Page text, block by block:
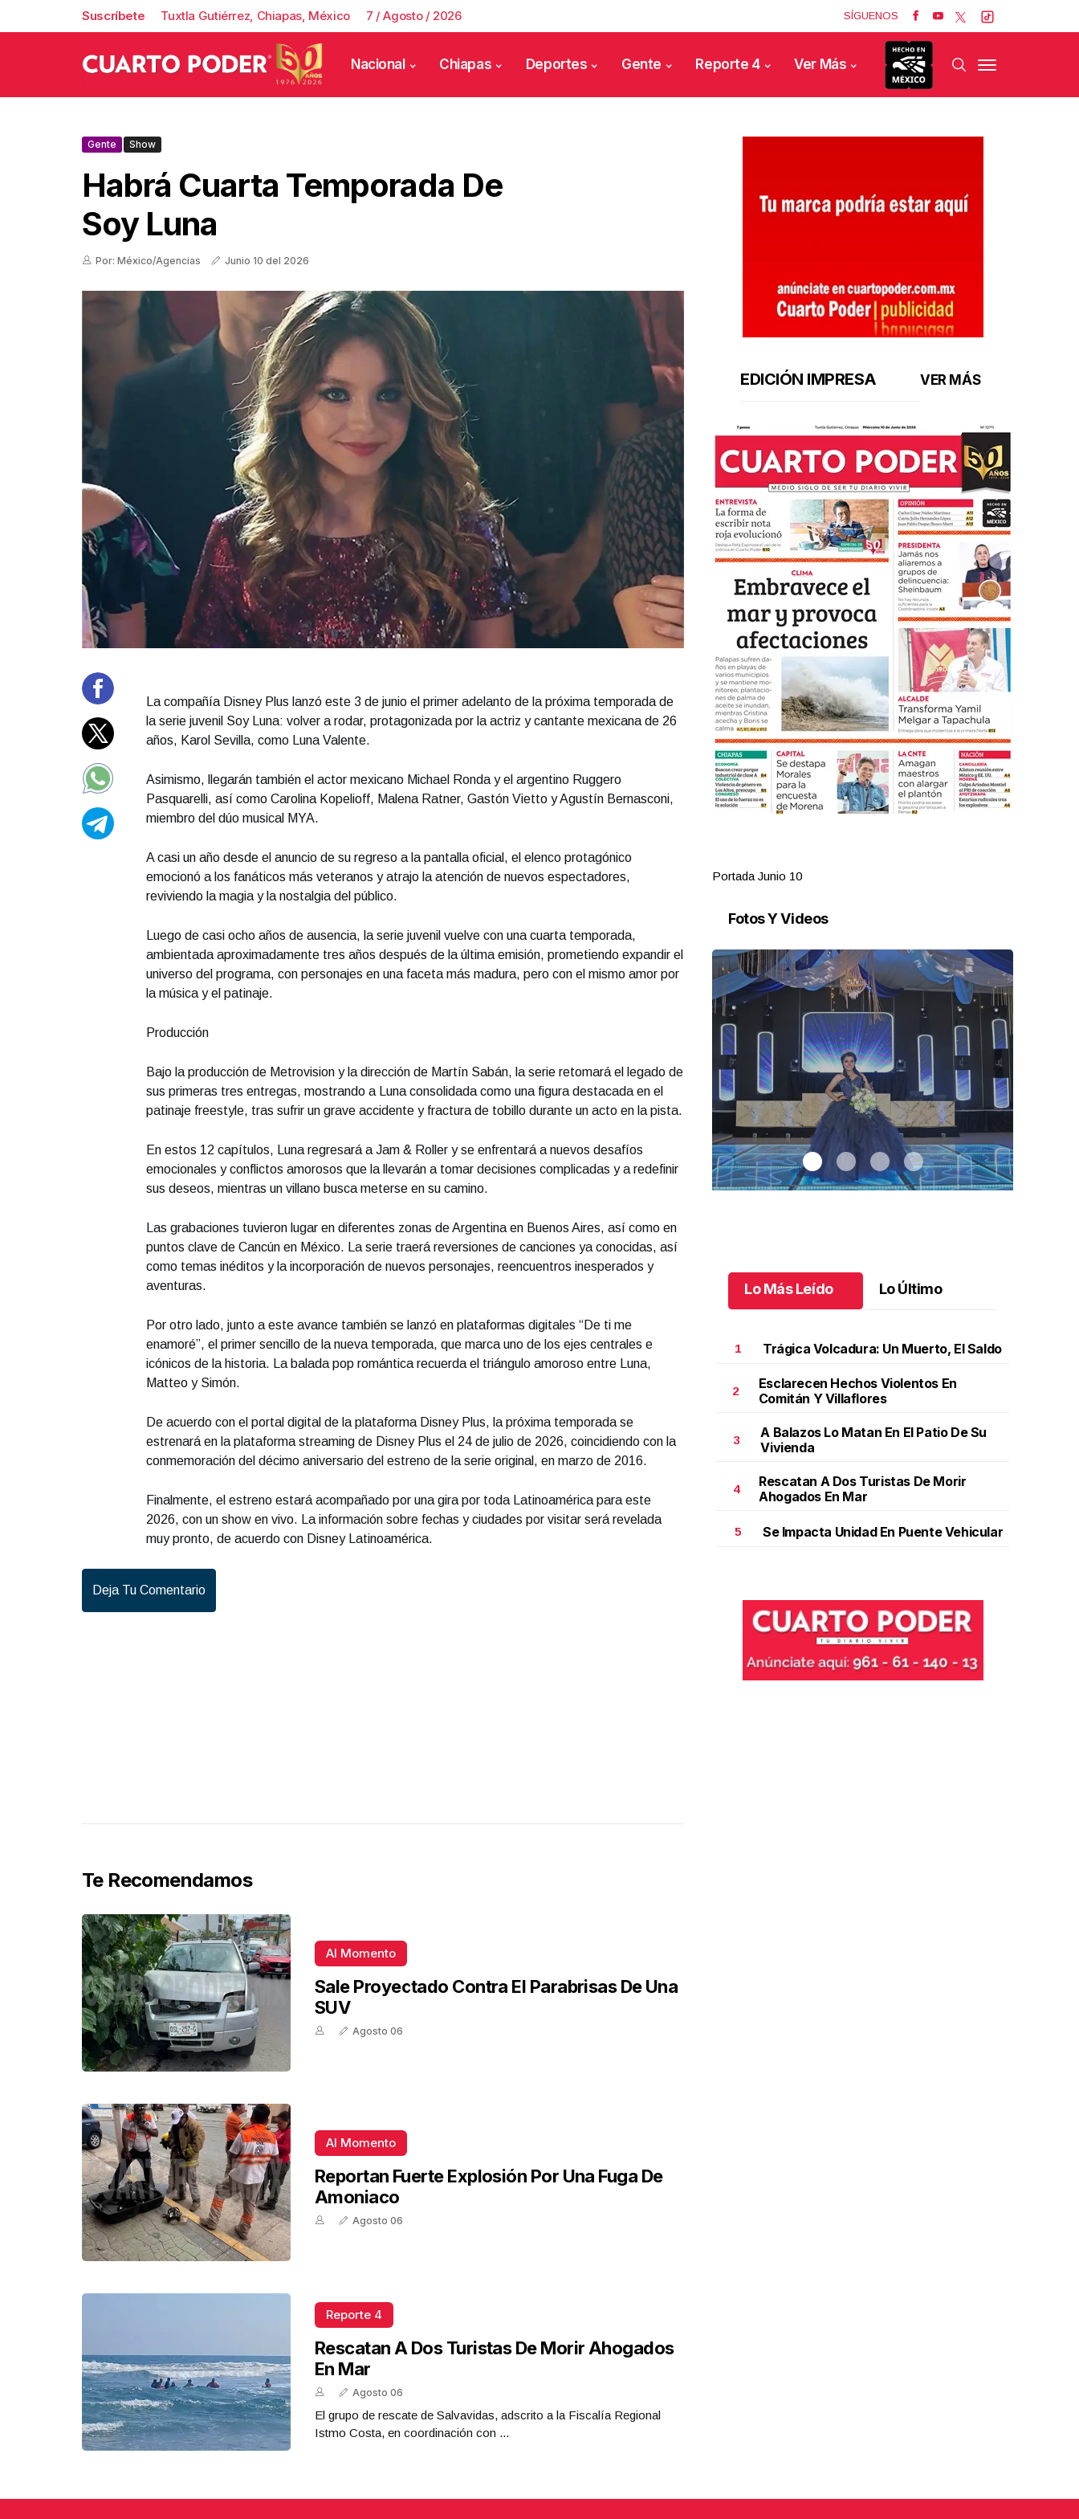
Suscríbete Tuxtla Gutiérrez, Chiapas, México 7 / Agosto / 2026 SÍGUENOS
Nacional Chiapas Deportes Gente Reporte 4 Ver Más
Gente Show
Habrá Cuarta Temporada De
Soy Luna
Por: México/Agencias Junio 10 del 2026
La compañía Disney Plus lanzó este 3 de junio el primer adelanto de la próxima temporada de
la serie juvenil Soy Luna: volver a rodar, protagonizada por la actriz y cantante mexicana de 26
años, Karol Sevilla, como Luna Valente.
Asimismo, llegarán también el actor mexicano Michael Ronda y el argentino Ruggero
Pasquarelli, así como Carolina Kopelioff, Malena Ratner, Gastón Vietto y Agustín Bernasconi,
miembro del dúo musical MYA.
A casi un año desde el anuncio de su regreso a la pantalla oficial, el elenco protagónico
emocionó a los fanáticos más veteranos y atrajo la atención de nuevos espectadores,
reviviendo la magia y la nostalgia del público.
Luego de casi ocho años de ausencia, la serie juvenil vuelve con una cuarta temporada,
ambientada aproximadamente tres años después de la última emisión, prometiendo expandir el
universo del programa, con personajes en una faceta más madura, pero con el mismo amor por
la música y el patinaje.
Producción
Bajo la producción de Metrovision y la dirección de Martín Sabán, la serie retomará el legado de
sus primeras tres entregas, mostrando a Luna consolidada como una figura destacada en el
patinaje freestyle, tras sufrir un grave accidente y fractura de tobillo durante un acto en la pista.
En estos 12 capítulos, Luna regresará a Jam & Roller y se enfrentará a nuevos desafíos
emocionales y conflictos amorosos que la llevarán a tomar decisiones complicadas y a redefinir
sus deseos, mientras un villano busca meterse en su camino.
Las grabaciones tuvieron lugar en diferentes zonas de Argentina en Buenos Aires, así como en
puntos clave de Cancún en México. La serie traerá reversiones de canciones ya conocidas, así
como temas inéditos y la incorporación de nuevos personajes, reencuentros inesperados y
aventuras.
Por otro lado, junto a este avance también se lanzó en plataformas digitales “De ti me
enamoré”, el primer sencillo de la nueva temporada, que marca uno de los ejes centrales e
icónicos de la historia. La balada pop romántica recuerda el triángulo amoroso entre Luna,
Matteo y Simón.
De acuerdo con el portal digital de la plataforma Disney Plus, la próxima temporada se
estrenará en la plataforma streaming de Disney Plus el 24 de julio de 2026, coincidiendo con la
conmemoración del décimo aniversario del estreno de la serie original, en marzo de 2016.
Finalmente, el estreno estará acompañado por una gira por toda Latinoamérica para este
2026, con un show en vivo. La información sobre fechas y ciudades por visitar será revelada
muy pronto, de acuerdo con Disney Latinoamérica.
Deja Tu Comentario
Te Recomendamos
Al Momento
Sale Proyectado Contra El Parabrisas De Una
SUV
Agosto 06
Al Momento
Reportan Fuerte Explosión Por Una Fuga De
Amoniaco
Agosto 06
Reporte 4
Rescatan A Dos Turistas De Morir Ahogados
En Mar
Agosto 06
El grupo de rescate de Salvavidas, adscrito a la Fiscalía Regional
Istmo Costa, en coordinación con ...
EDICIÓN IMPRESA VER MÁS
Portada Junio 07 Portada Junio 10
Fotos Y Videos
Elio Henríquez: de El Salvador a las paginas de
Chiapas
Junio 09 l 5 Visitas
Una noche inolvidable para Valentina
inolvidable para Valentina
Junio 10 l
Lo Más Leído Lo Último
1 Trágica Volcadura: Un Muerto, El Saldo
2
Esclarecen Hechos Violentos En
Comitán Y Villaflores
3
A Balazos Lo Matan En El Patio De Su
Vivienda
4
Rescatan A Dos Turistas De Morir
Ahogados En Mar
5 Se Impacta Unidad En Puente Vehicular